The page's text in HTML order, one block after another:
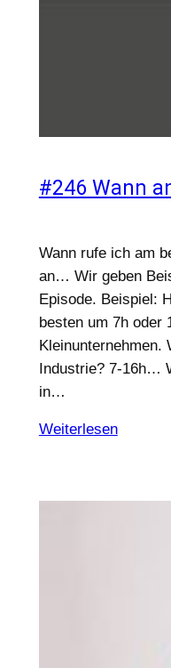
#246 Wann
Wann rufe ich am
an… Wir geben
Episode. Beispiel:
besten um 7h oder
Kleinunternehmen.
Industrie? 7-16h…
in…
Weiterlesen